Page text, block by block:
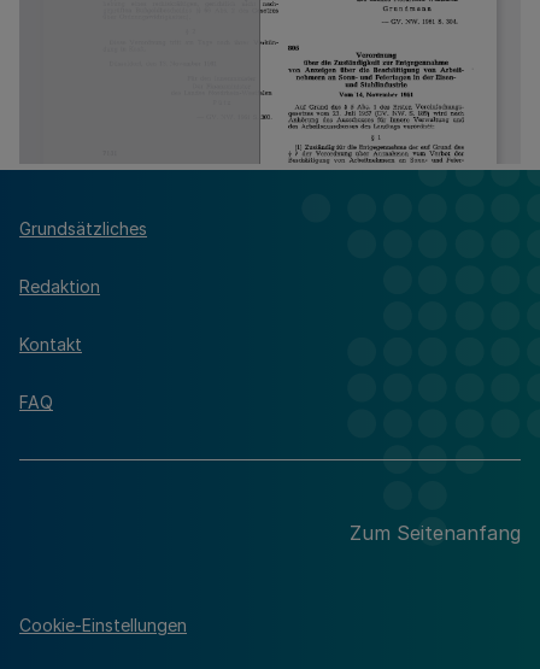
Grundsätzliches
Redaktion
Kontakt
FAQ
Zum Seitenanfang
Cookie-Einstellungen